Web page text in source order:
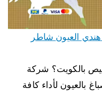
66616884 صباغ هندي العيون شاطر
بالكويت؟ شركة
بالعيون لأداء كافة